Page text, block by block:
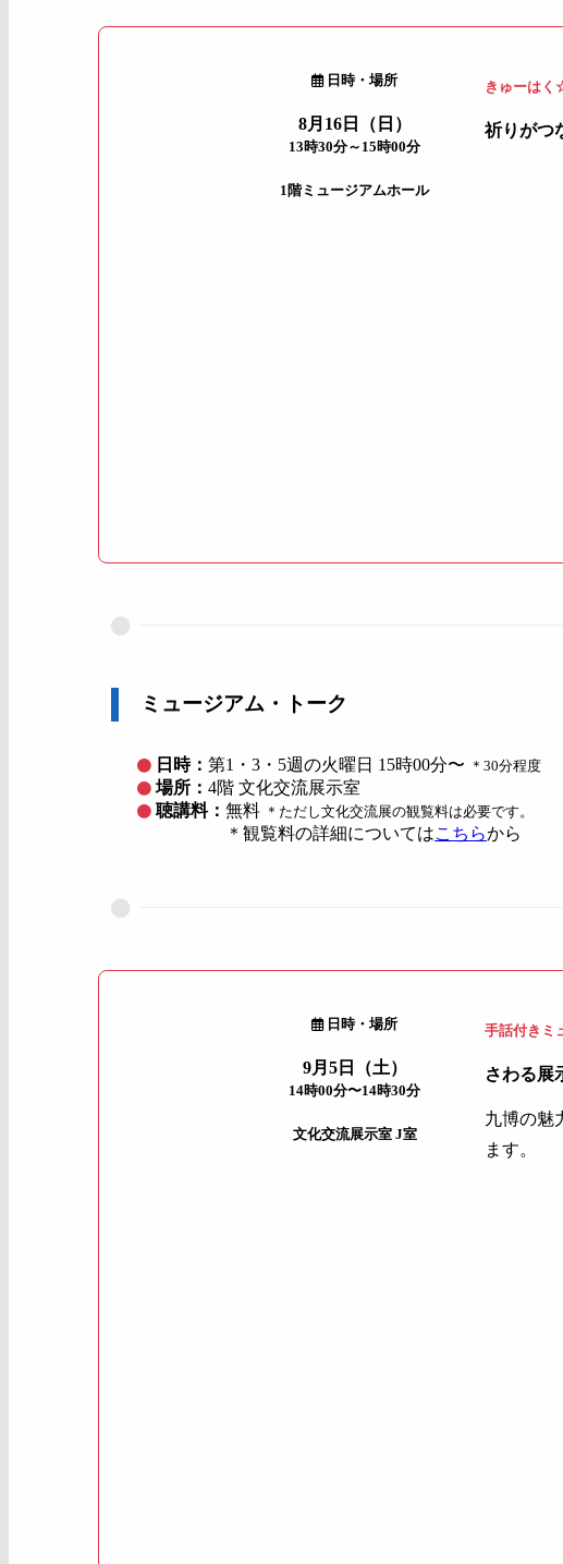
日時・場所
8月16日（日）
13時30分～15時00分
1階ミュージアムホール
きゅーは
祈りがつ
ミュージアム・トーク
日時： 第1・3・5週の火曜日 15時00分〜 ＊30分程度
場所： 4階 文化交流展示室
聴講料： 無料 ＊ただし文化交流展の観覧料は必要です。
＊観覧料の詳細についてはこちらから
日時・場所
9月5日（土）
14時00分〜14時30分
文化交流展示室 J室
手話付きミ
さわる展
九博の魅
ます。